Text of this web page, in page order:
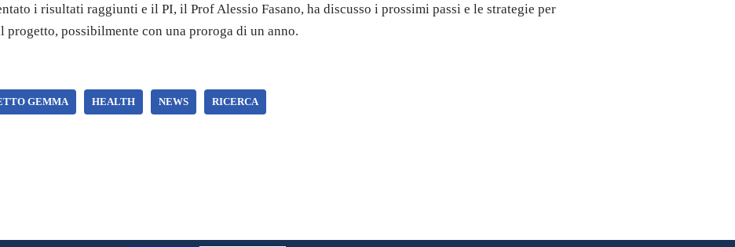
i risultati raggiunti e il PI, il Prof Alessio Fasano, ha discusso i prossimi passi e le strategie per
progetto, possibilmente con una proroga di un anno.
GEMMA HEALTH NEWS RICERCA